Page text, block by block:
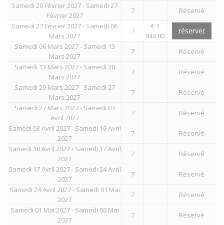
Samedi 20 Février 2027 - Samedi 27
Février 2027
7
Réservé
Samedi 27 Février 2027 - Samedi 06
Mars 2027
7
€ 1
940,00
réserver
Samedi 06 Mars 2027 - Samedi 13
Mars 2027
7
Réservé
Samedi 13 Mars 2027 - Samedi 20
Mars 2027
7
Réservé
Samedi 20 Mars 2027 - Samedi 27
Mars 2027
7
Réservé
Samedi 27 Mars 2027 - Samedi 03
Avril 2027
7
Réservé
Samedi 03 Avril 2027 - Samedi 10 Avril
2027
7
Réservé
Samedi 10 Avril 2027 - Samedi 17 Avril
2027
7
Réservé
Samedi 17 Avril 2027 - Samedi 24 Avril
2027
7
Réservé
Samedi 24 Avril 2027 - Samedi 01 Mai
2027
7
Réservé
Samedi 01 Mai 2027 - Samedi 08 Mai
2027
7
Réservé